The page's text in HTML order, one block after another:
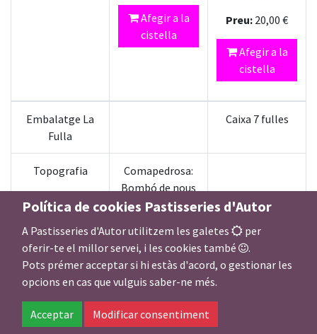
Afegir a la
cistella
Preu: 20,00 €
Afegir a la
cistella
Embalatge La
Fulla
Caixa 7 fulles
Topografia
Comapedrosa:
Bombó de nous
de macadàmia
d’ametlles
Explora
Política de cookies Pastisseries d'Autor
A Pastisseries d'Autor utilitzem les galetes
per
oferir-te el millor servei, i les cookies també
.
Pots prémer acceptar si hi estàs d'acord, o gestionar les
opcions en cas que vulguis saber-ne més.
Acceptar Modificar consentiment